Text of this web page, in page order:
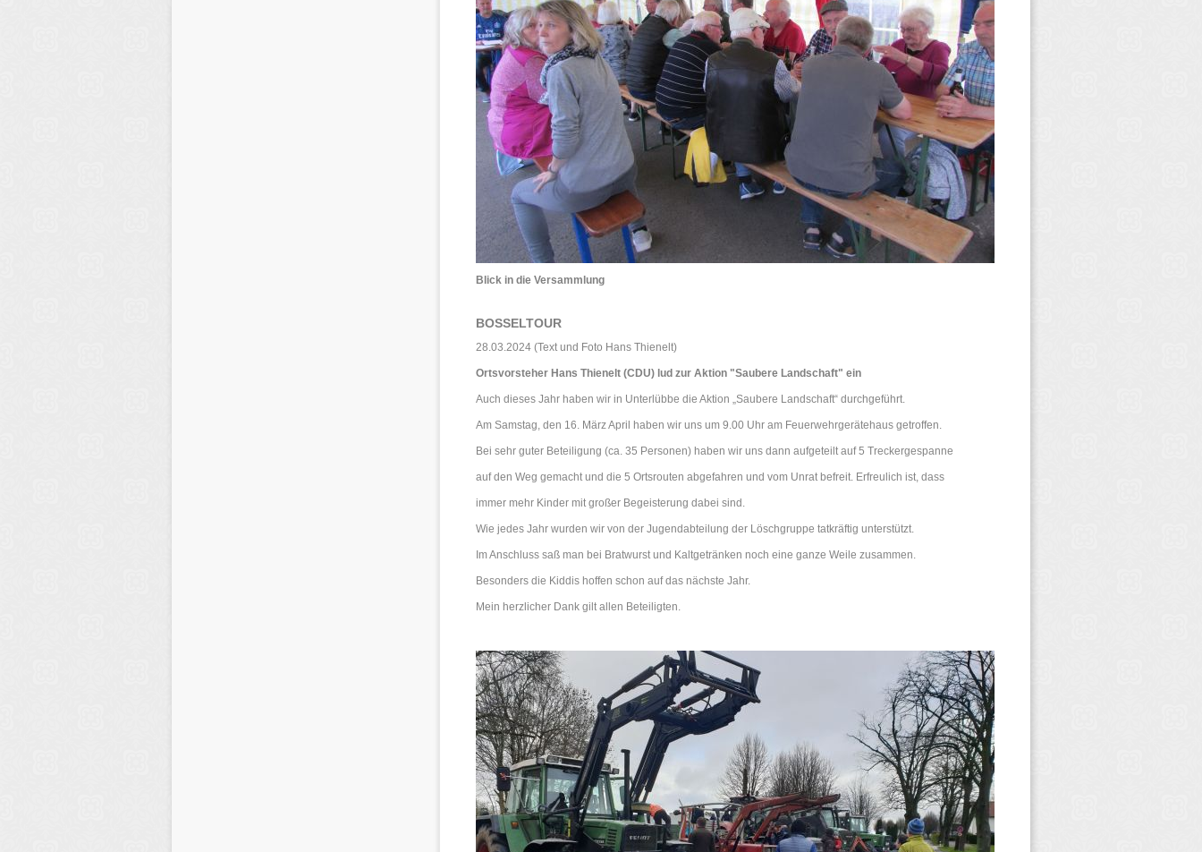
Blick in die Versammlung
BOSSELTOUR
28.03.2024 (Text und Foto Hans Thienelt)
Ortsvorsteher Hans Thienelt (CDU) lud zur Aktion "Saubere Landschaft" ein
Auch dieses Jahr haben wir in Unterlübbe die Aktion „Saubere Landschaft“ durchgeführt.
Am Samstag, den 16. März April haben wir uns um 9.00 Uhr am Feuerwehrgerätehaus getroffen.
Bei sehr guter Beteiligung (ca. 35 Personen) haben wir uns dann aufgeteilt auf 5 Treckergespanne
auf den Weg gemacht und die 5 Ortsrouten abgefahren und vom Unrat befreit. Erfreulich ist, dass
immer mehr Kinder mit großer Begeisterung dabei sind.
Wie jedes Jahr wurden wir von der Jugendabteilung der Löschgruppe tatkräftig unterstützt.
Im Anschluss saß man bei Bratwurst und Kaltgetränken noch eine ganze Weile zusammen.
Besonders die Kiddis hoffen schon auf das nächste Jahr.
Mein herzlicher Dank gilt allen Beteiligten.